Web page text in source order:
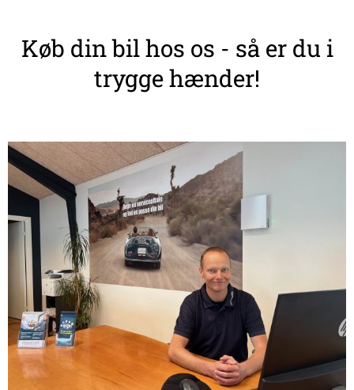
Køb din bil hos os - så er du i
trygge hænder!